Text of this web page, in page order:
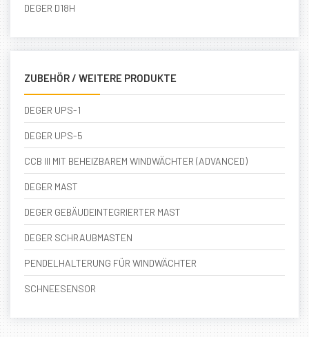
DEGER D18H
ZUBEHÖR / WEITERE PRODUKTE
DEGER UPS-1
DEGER UPS-5
CCB III MIT BEHEIZBAREM WINDWÄCHTER (ADVANCED)
DEGER MAST
DEGER GEBÄUDEINTEGRIERTER MAST
DEGER SCHRAUBMASTEN
PENDELHALTERUNG FÜR WINDWÄCHTER
SCHNEESENSOR